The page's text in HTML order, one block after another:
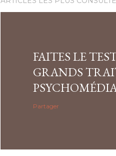
FAITES LE
GRANDS
Partager